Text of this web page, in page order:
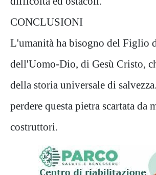
CONCLUSIONI
L'umanità ha bisogno del Figlio
dell'Uomo-Dio, di Gesù Cristo,
della storia universale di
perdere questa pietra scartata da
costruttori.